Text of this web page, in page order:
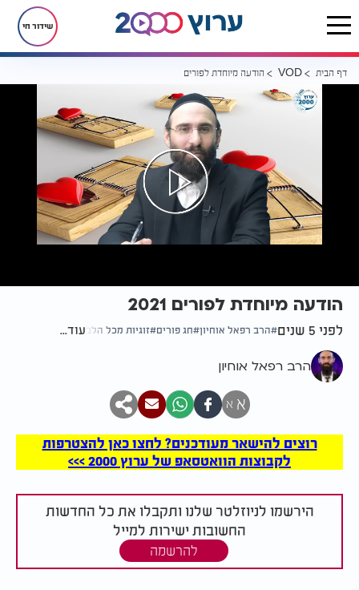
שידור חי
דף הבית VOD הודעה מיוחדת לפורים 2021
הודעה מיוחדת לפורים 2021
לפני 5 שנים הרב רפאל אוחיון חג פורים זוגיות מכל הלב עוד...
הרב רפאל אוחיון
א א
רוצים להישאר מעודכנים? לחצו כאן להצטרפות
לקבוצות הוואטסאפ של ערוץ 2000 >>>
הירשמו לניוזלטר שלנו ותקבלו את כל החדשות
החשובות ישירות למייל
להרשמה